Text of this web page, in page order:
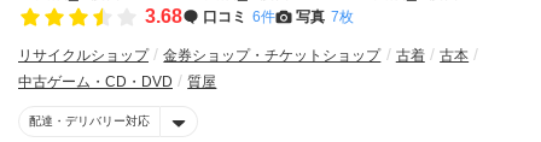
3.68 口コミ 6件 写真 7枚
リサイクルショップ 金券ショップ・チケットショップ 古着
古本
中古ゲーム・CD・DVD
質屋
配達・デリバリー対応